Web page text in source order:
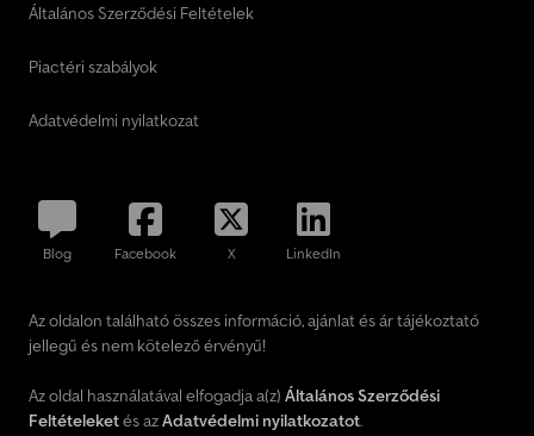
Általános Szerződési Feltételek
Piactéri szabályok
Adatvédelmi nyilatkozat
Blog Facebook X LinkedIn
Az oldalon található összes információ, ajánlat és ár tájékoztató
jellegű és nem kötelező érvényű!
Az oldal használatával elfogadja a(z) Általános Szerződési
Feltételeketés azAdatvédelmi nyilatkozatot.